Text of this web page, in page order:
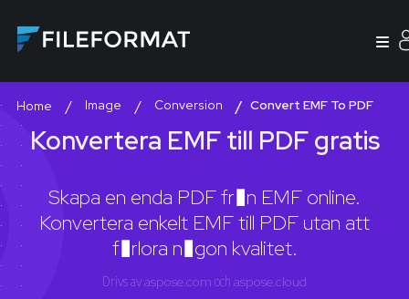
Home Image Conversion Convert EMF To PDF
Konvertera EMF till PDF gratis
Skapa en enda PDF fr�n EMF online.
Konvertera enkelt EMF till PDF utan att
f�rlora n�gon kvalitet.
Drivs avaspose.com och aspose.cloud